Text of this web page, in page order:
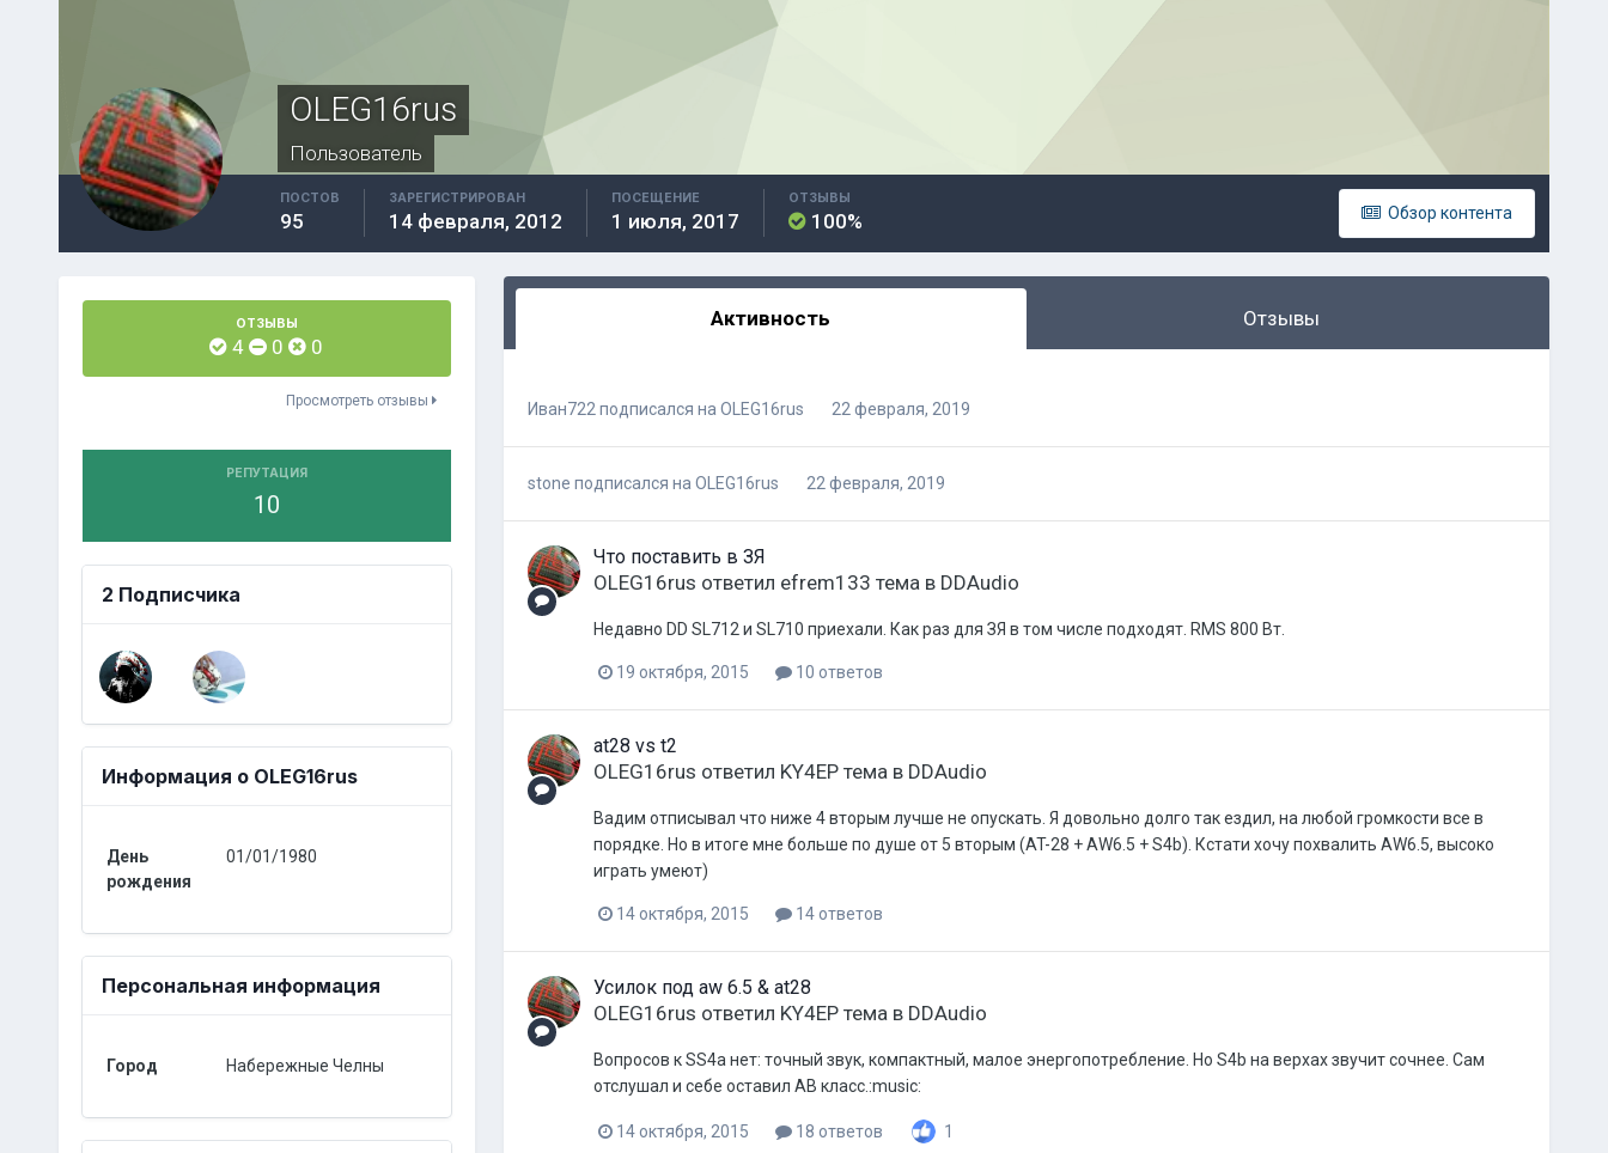
OLEG16rus
Пользователь
Обзор контента
ПОСТОВ
95
ЗАРЕГИСТРИРОВАН
14 февраля, 2012
ПОСЕЩЕНИЕ
1 июля, 2017
ОТЗЫВЫ
100%
ОТЗЫВЫ
4 0 0
Просмотреть отзывы
РЕПУТАЦИЯ
10
2 Подписчика
Информация о OLEG16rus
День
рождения
01/01/1980
Персональная информация
Город Набережные Челны
Активность Отзывы
Иван722 подписался на OLEG16rus 22 февраля, 2019
stone подписался на OLEG16rus 22 февраля, 2019
Что поставить в ЗЯ
OLEG16rus ответил efrem133 тема в DDAudio
Недавно DD SL712 и SL710 приехали. Как раз для ЗЯ в том числе подходят. RMS 800 Вт.
19 октября, 2015 10 ответов
at28 vs t2
OLEG16rus ответил KY4EPтема в DDAudio
Вадим отписывал что ниже 4 вторым лучше не опускать. Я довольно долго так ездил, на любой громкости все в
порядке. Но в итоге мне больше по душе от 5 вторым (AT-28 + AW6.5 + S4b). Кстати хочу похвалить AW6.5, высоко
играть умеют)
14 октября, 2015 14 ответов
Усилок под aw 6.5 & at28
OLEG16rus ответил KY4EPтема в DDAudio
Вопросов к SS4a нет: точный звук, компактный, малое энергопотребление. Но S4b на верхах звучит сочнее. Сам
отслушал и себе оставил AB класс.:music:
14 октября, 2015 18 ответов 1